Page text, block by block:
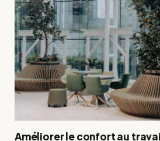
Améliorer le confort au